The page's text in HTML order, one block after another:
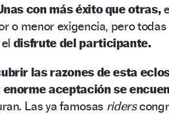
con más éxito que otras,
o menor exigencia, pero
disfrute del participante.
las razones de esta
enorme aceptación se
Las ya famosas riders